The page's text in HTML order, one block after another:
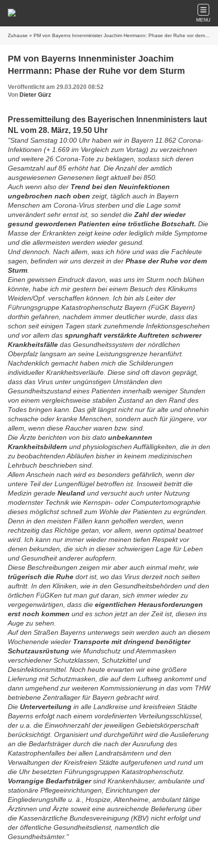
MENU
Zuhause » PM von Bayerns Innenminister Joachim Herrmann: Phase der Ruhe vor dem Sturm
PM von Bayerns Innenminister Joachim
Herrmann: Phase der Ruhe vor dem Sturm
Veröffentlicht am 29.03.2020 08:52
Von Dieter Gürz
Pressemitteilung des Bayerischen Innenministers laut
NL vom 28. März, 19.50 Uhr
"Stand Samstag 10:00 Uhr haben wir in Bayern 11.862 Corona-
Infektionen (+ 1.669 im Vergleich zum Vortag) zu verzeichnen
und weitere 26 Corona-Tote zu beklagen, sodass sich deren
Gesamtzahl auf 85 erhöht hat. Die Anzahl der amtlich
ausgewiesenen Genesenen liegt aktuell bei 850.
Auch wenn also der Trend bei den Neuinfektionen
ungebrochen nach oben zeigt, täglich auch in Bayern
Menschen am Corona-Virus sterben und die Lage somit
unverändert sehr ernst ist, so sendet die Zahl der wieder
gesund gewordenen Patienten eine tröstliche Botschaft. Die
Masse der Erkrankten zeigt keine oder lediglich milde Symptome
und die allermeisten werden wieder gesund.
Und dennoch. Nach allem, was ich höre und was die Fachleute
sagen, befinden wir uns derzeit in der Phase der Ruhe vor dem
Sturm
Einen gewissen Eindruck davon, was uns im Sturm noch blühen
könnte, habe ich mir gestern bei einem Besuch des Klinikums
Weiden/Opf. verschaffen können. Ich bin als Leiter der
Führungsgruppe Katastrophenschutz Bayern (FüGK Bayern)
dorthin gefahren, nachdem immer deutlicher wurde, dass das
schon seit einigen Tagen stark zunehmende Infektionsgeschehen
und vor allem das sprunghaft verstärkte Auftreten schwerer
Krankheitsfälle das Gesundheitssystem der nördlichen
Oberpfalz langsam an seine Leistungsgrenze heranführt.
Nachdenklich gemacht haben mich die Schilderungen
individueller Krankheitsverläufe. Diese sind oft davon geprägt,
dass das Virus unter ungünstigen Umständen den
Gesundheitszustand eines Patienten innerhalb weniger Stunden
von einem vergleichsweise stabilen Zustand an den Rand des
Todes bringen kann. Das gilt längst nicht nur für alte und ohnehin
schwache oder kranke Menschen, sondern auch für jüngere, vor
allem, wenn diese Raucher waren bzw. sind.
Die Ärzte berichten von bis dato unbekannten
Krankheitsbildern und physiologischen Auffälligkeiten, die in den
zu beobachtenden Abläufen bisher in keinem medizinischen
Lehrbuch beschrieben sind.
Allem Anschein nach wird es besonders gefährlich, wenn der
untere Teil der Lungenflügel betroffen ist. Insoweit betritt die
Medizin gerade Neuland und versucht auch unter Nutzung
modernster Technik wie Kernspin- oder Computertomographie
dieses möglichst schnell zum Wohle der Patienten zu ergründen.
Denn in den meisten Fällen kann geholfen werden, wenn
rechtzeitig das Richtige getan, vor allem, wenn optimal beatmet
wird. Ich kann nur immer wieder meinen tiefen Respekt vor
denen bekunden, die sich in dieser schwierigen Lage für Leben
und Gesundheit anderer aufopfern.
Diese Beschreibungen zeigen mir aber auch einmal mehr, wie
trügerisch die Ruhe dort ist, wo das Virus derzeit noch selten
auftritt. In den Kliniken, wie in den Gesundheitsbehörden und den
örtlichen FüGKen tut man gut daran, sich immer wieder zu
vergegenwärtigen, dass die eigentlichen Herausforderungen
erst noch kommen und es schon jetzt an der Zeit ist, diesen ins
Auge zu sehen.
Auf den Straßen Bayerns unterwegs sein werden auch an diesem
Wochenende wieder Transporte mit dringend benötigter
Schutzausrüstung wie Mundschutz und Atemmasken
verschiedener Schutzklassen, Schutzkittel und
Desinfektionsmittel. Noch heute erwarten wir eine größere
Lieferung mit Schutzmasken, die auf dem Luftweg ankommt und
dann umgehend zur weiteren Kommissionierung in das vom THW
betriebene Zentrallager für Bayern gebracht wird.
Die Unterverteilung in alle Landkreise und kreisfreien Städte
Bayerns erfolgt nach einem vordefinierten Verteilungsschlüssel,
der u.a. die Einwohnerzahl der jeweiligen Gebietskörperschaft
berücksichtigt. Organisiert und durchgeführt wird die Auslieferung
an die Bedarfsträger durch die nach der Ausrufung des
Katastrophenfalles bei allen Landratsämtern und den
Verwaltungen der Kreisfreien Städte aufgerufenen und rund um
die Uhr besetzten Führungsgruppen Katastrophenschutz.
Vorrangige Bedarfsträgersind Krankenhäuser, ambulante und
stationäre Pflegeeinrichtungen, Einrichtungen der
Eingliederungshilfe u. ä., Hospize, Altenheime, ambulant tätige
Ärztinnen und Ärzte soweit eine ausreichende Belieferung über
die Kassenärztliche Bundesvereinigung (KBV) nicht erfolgt und
der öffentliche Gesundheitsdienst, namentlich die
Gesundheitsämter."